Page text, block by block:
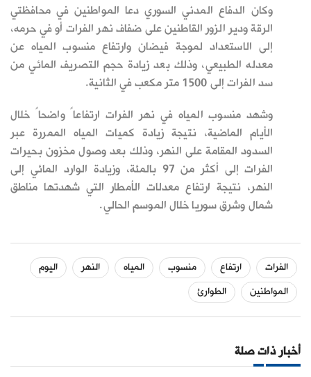
وكان الدفاع المدني السوري دعا المواطنين في محافظتي
الرقة ودير الزور القاطنين على ‏ضفاف نهر الفرات أو في حرمه،
إلى الاستعداد لموجة فيضان وارتفاع منسوب المياه عن
معدله الطبيعي، وذلك بعد زيادة حجم التصريف المائي من
سد الفرات إلى 1500 متر مكعب في الثانية.
وشهد منسوب المياه في نهر الفرات ارتفاعاً واضحاً خلال
الأيام الماضية، نتيجة زيادة كميات المياه الممررة عبر
السدود ‏المقامة على النهر، وذلك بعد ‌‏وصول مخزون بحيرات
الفرات إلى أكثر من 97 بالمئة، وزيادة الوارد ‏المائي ‏إلى
النهر، ‏نتيجة ارتفاع معدلات الأمطار التي شهدتها مناطق
شمال وشرق سوريا خلال الموسم الحالي.
الفرات ارتفاع منسوب المياه النهر
اليوم
المواطنين
الطوارئ
أخبار ذات صلة